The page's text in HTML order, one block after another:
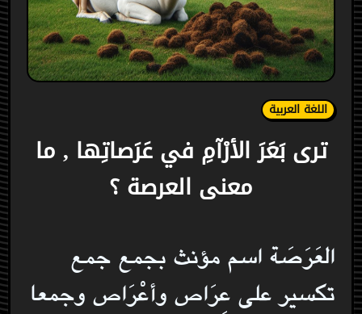
اللغة العربية
ترى بَعَرَ الأرْآمِ في عَرَصاتِها , ما
معنى العرصة ؟
العَرَصَة اسم مؤنث بجمع جمع
تكسير على عِرَاص وأعْرَاص وجمعا